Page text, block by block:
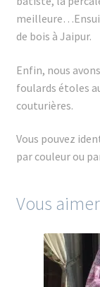
de bois à Jaipur.
Enfin, nous
foulards étoles
couturières.
Vous pouvez
par couleur ou
Vous